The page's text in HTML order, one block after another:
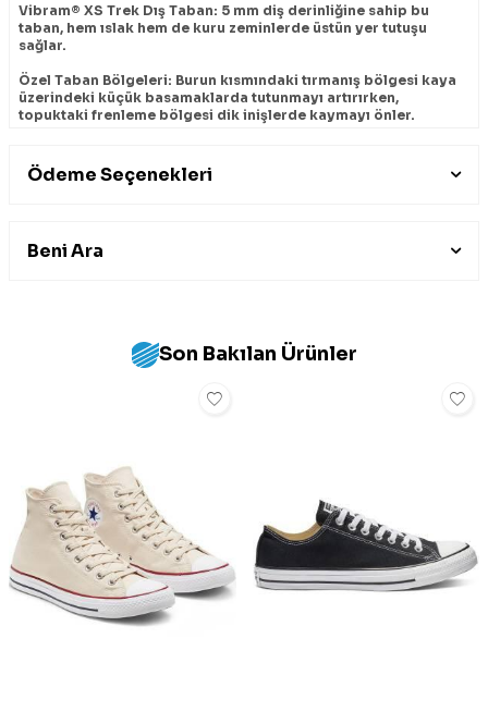
Vibram® XS Trek Dış Taban: 5 mm diş derinliğine sahip bu
taban, hem ıslak hem de kuru zeminlerde üstün yer tutuşu
sağlar.
Özel Taban Bölgeleri: Burun kısmındaki tırmanış bölgesi kaya
üzerindeki küçük basamaklarda tutunmayı artırırken,
topuktaki frenleme bölgesi dik inişlerde kaymayı önler.
keskin taşlara ve kayalara karşı koruma sağlar.
ağır yüklerle yapılan uzun yürüyüşlerde stabiliteyi artırır.
Ödeme Seçenekleri
Beni Ara
Son Bakılan Ürünler